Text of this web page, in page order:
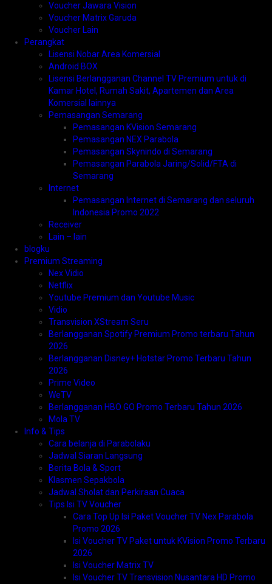
Voucher Jawara Vision
Voucher Matrix Garuda
Voucher Lain
Perangkat
Lisensi Nobar Area Komersial
Android BOX
Lisensi Berlangganan Channel TV Premium untuk di
Kamar Hotel, Rumah Sakit, Apartemen dan Area
Komersial lainnya
Pemasangan Semarang
Pemasangan KVision Semarang
Pemasangan NEX Parabola
Pemasangan Skynindo di Semarang
Pemasangan Parabola Jaring/Solid/FTA di
Semarang
Internet
Pemasangan Internet di Semarang dan seluruh
Indonesia Promo 2022
Receiver
Lain – lain
blogku
Premium Streaming
Nex Vidio
Netflix
Youtube Premium dan Youtube Music
Vidio
Transvision XStream Seru
Berlangganan Spotify Premium Promo terbaru Tahun
2026
Berlangganan Disney+ Hotstar Promo Terbaru Tahun
2026
Prime Video
WeTV
Berlangganan HBO GO Promo Terbaru Tahun 2026
Mola TV
Info & Tips
Cara belanja di Parabolaku
Jadwal Siaran Langsung
Berita Bola & Sport
Klasmen Sepakbola
Jadwal Sholat dan Perkiraan Cuaca
Tips Isi TV Voucher
Cara Top Up Isi Paket Voucher TV Nex Parabola
Promo 2026
Isi Voucher TV Paket untuk KVision Promo Terbaru
2026
Isi Voucher Matrix TV
Isi Voucher TV Transvision Nusantara HD Promo